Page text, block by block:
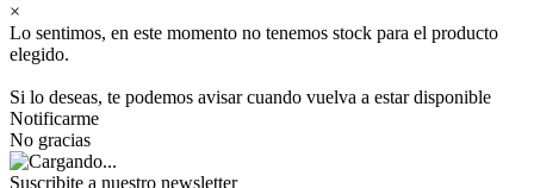
×
Lo sentimos, en este momento no tenemos stock para el producto
elegido.
Si lo deseas, te podemos avisar cuando vuelva a estar disponible
Notificarme
No gracias
Suscribite a nuestro newsletter